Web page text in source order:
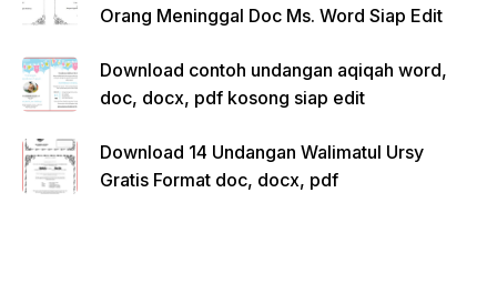
Orang Meninggal Doc Ms. Word Siap Edit
Download contoh undangan aqiqah word,
doc, docx, pdf kosong siap edit
Download 14 Undangan Walimatul Ursy
Gratis Format doc, docx, pdf